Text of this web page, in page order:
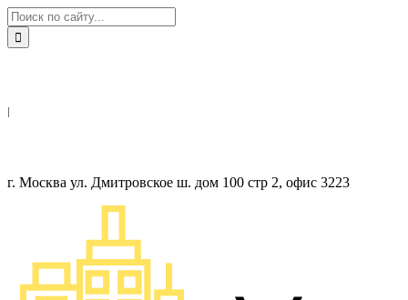
|
г. Москва ул. Дмитровское ш. дом 100 стр 2, офис 3223